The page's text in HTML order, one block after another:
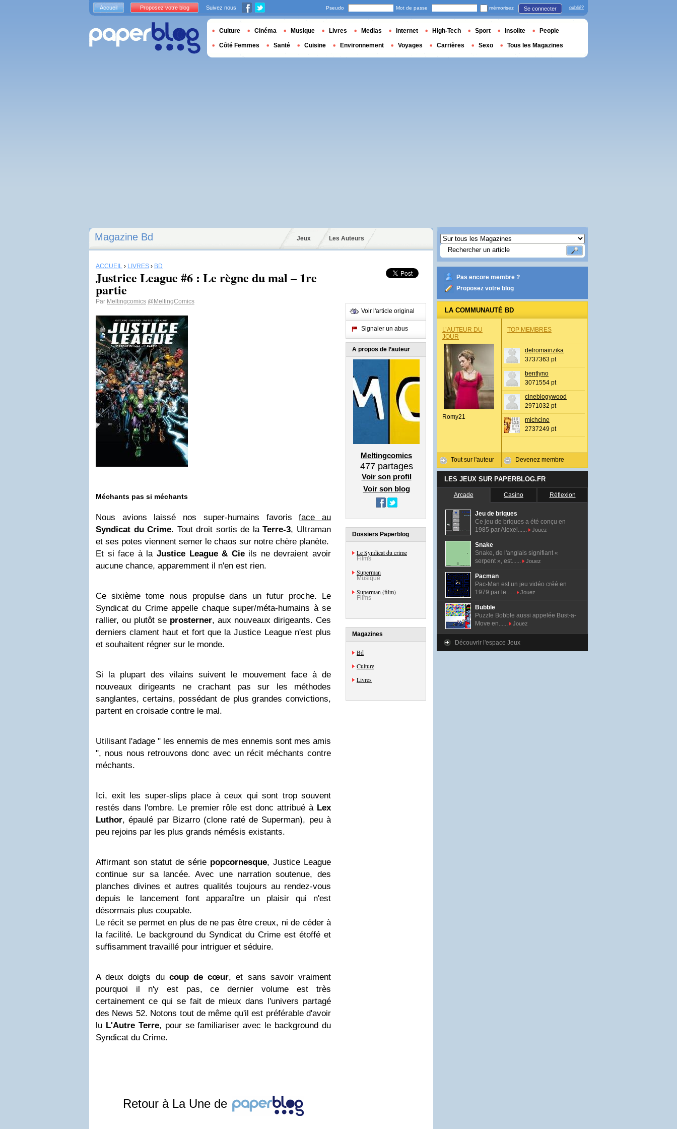
Magazine Bd Jeux Les Auteurs
ACCUEIL › LIVRES › BD
Justrice League #6 : Le règne du mal – 1re
partie
Par Meltingcomics @MeltingComics
Méchants pas si méchants
Nous avions laissé nos super-humains favorisface au
Syndicat du Crime. Tout droit sortis de laTerre-3, Ultraman
et ses potes viennent semer le chaos sur notre chère planète.
Et si face à la Justice League & Cieils ne devraient avoir
aucune chance, apparemment il n'en est rien.
Ce sixième tome nous propulse dans un futur proche. Le
Syndicat du Crime appelle chaque super/méta-humains à se
rallier, ou plutôt se prosterner, aux nouveaux dirigeants. Ces
derniers clament haut et fort que la Justice League n'est plus
et souhaitent régner sur le monde.
Si la plupart des vilains suivent le mouvement face à de
nouveaux dirigeants ne crachant pas sur les méthodes
sanglantes, certains, possédant de plus grandes convictions,
partent en croisade contre le mal.
Utilisant l'adage " les ennemis de mes ennemis sont mes amis
", nous nous retrouvons donc avec un récit méchants contre
méchants.
Ici, exit les super-slips place à ceux qui sont trop souvent
restés dans l'ombre. Le premier rôle est donc attribué à Lex
Luthor, épaulé par Bizarro (clone raté de Superman), peu à
peu rejoins par les plus grands némésis existants.
Affirmant son statut de série popcornesque, Justice League
continue sur sa lancée. Avec une narration soutenue, des
planches divines et autres qualités toujours au rendez-vous
depuis le lancement font apparaître un plaisir qui n'est
désormais plus coupable.
Le récit se permet en plus de ne pas être creux, ni de céder à
la facilité. Le background du Syndicat du Crime est étoffé et
suffisamment travaillé pour intriguer et séduire.
A deux doigts du coup de cœur, et sans savoir vraiment
pourquoi il n'y est pas, ce dernier volume est très
certainement ce qui se fait de mieux dans l'univers partagé
des News 52. Notons tout de même qu'il est préférable d'avoir
lu L'Autre Terre, pour se familiariser avec le background du
Syndicat du Crime.
Retour à La Une de
Voir l'article original
Signaler un abus
A propos de l’auteur
Meltingcomics
477partages
Voir son profil
Voir son blog
Dossiers Paperblog
Le Syndicat du crime
Films
Superman
Musique
Superman (film)
Films
Magazines
Bd
Culture
Livres
Pas encore membre ?
Proposez votre blog
LA COMMUNAUTÉ BD
L’AUTEUR DU
JOUR
Romy21
Tout sur l'auteur
TOP MEMBRES
delromainzika
3737363 pt
bentlyno
3071554 pt
cineblogywood
2971032 pt
michcine
2737249 pt
Devenez membre
LES JEUX SUR PAPERBLOG.FR
Arcade Casino Réflexion
Jeu de briques
Ce jeu de briques a été conçu en
1985 par Alexei......
Jouez
Snake
Snake, de l'anglais signifiant «
serpent », est......
Jouez
Pacman
Pac-Man est un jeu vidéo créé en
1979 par le......
Jouez
Bubble
Puzzle Bobble aussi appelée Bust-a-
Move en......
Jouez
Découvrir l'espace Jeux
Accueil Proposez votre blog Suivez nous Pseudo Mot de passe mémorisez Se connecter oublié?
Culture Cinéma Musique Livres Medias Internet High-Tech Sport Insolite People
Côté Femmes Santé Cuisine Environnement Voyages Carrières Sexo Tous les Magazines